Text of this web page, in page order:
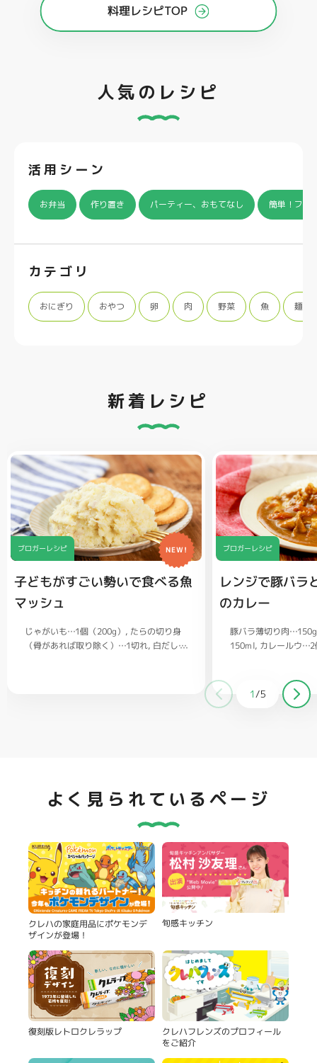
料理レシピTOP
人気のレシピ
活用シーン
お弁当 作り置き パーティー、おもてなし 簡単！フラ
カテゴリ
おにぎり おやつ 卵 肉 野菜 魚 麺類
新着レシピ
ブロガーレシピ NEW!
子どもがすごい勢いで食べる魚
マッシュ
じゃがいも…1個（200g） たらの切り身
（骨があれば取り除く）…1切れ 白だし…
ブロガーレシピ
レンジで豚バラ
のカレー
豚バラ薄切り肉…150g
150ml カレールウ…2
1/5
よく見られているページ
クレハの家庭用品にポケモンデ
ザインが登場！
旬感キッチン
復刻版レトロクレラップ クレハフレンズのプロフィール
をご紹介